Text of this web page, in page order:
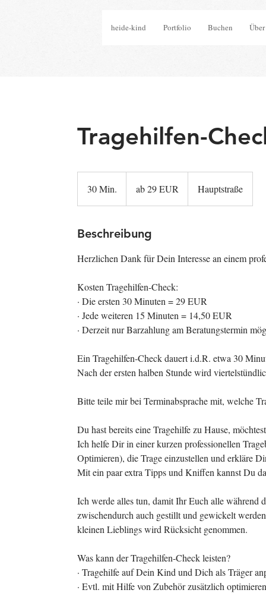
heide-kind Portfolio Buchen
Tragehilfen-
30 Min.
0
i
.
EURab 29 EUR Hauptstraße
Beschreibung
Herzlichen Dank für Dein Interesse an einem
Kosten Tragehilfen-Check:
· Die ersten 30 Minuten = 29 EUR
· Jede weiteren 15 Minuten = 14,50 EUR
· Derzeit nur Barzahlung am Beratungstermin
Ein Tragehilfen-Check dauert i.d.R. etwa 30
Nach der ersten halben Stunde wird
Bitte teile mir bei Terminabsprache mit, welche
Du hast bereits eine Tragehilfe zu Hause,
Ich helfe Dir in einer kurzen professionellen
Optimieren), die Trage einzustellen und erkläre
Mit ein paar extra Tipps und Kniffen kannst Du
Ich werde alles tun, damit Ihr Euch alle während
zwischendurch auch gestillt und gewickelt
kleinen Lieblings wird Rücksicht genommen.
Was kann der Tragehilfen-Check leisten?
· Tragehilfe auf Dein Kind und Dich als Träger
· Evtl. mit Hilfe von Zubehör zusätzlich